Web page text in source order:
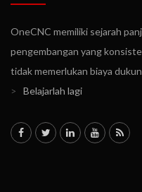
OneCNC memiliki sejarah
pengembangan yang
tidak memerlukan biaya
>
Belajarlah lagi